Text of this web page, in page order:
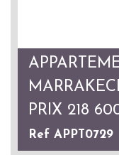
PRIX 218
Ref APPT0729